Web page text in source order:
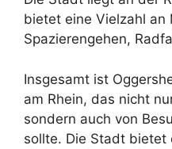
bietet eine Vielzahl an
Spazierengehen,
Insgesamt ist
am Rhein, das nicht
sondern auch von
sollte. Die Stadt bietet